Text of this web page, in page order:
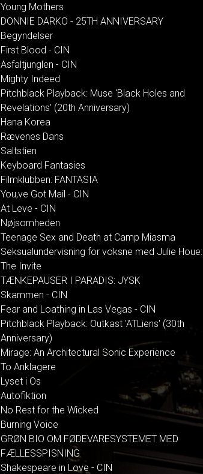
Young Mothers
DONNIE DARKO - 25TH ANNIVERSARY
Begyndelser
First Blood - CIN
Asfaltjunglen - CIN
Mighty Indeed
Pitchblack Playback: Muse 'Black Holes and
Revelations' (20th Anniversary)
Hana Korea
Rævenes Dans
Saltstien
Keyboard Fantasies
Filmklubben: FANTASIA
You,ve Got Mail - CIN
At Leve - CIN
Nøjsomheden
Teenage Sex and Death at Camp Miasma
Seksualundervisning for voksne med Julie Houe:
The Invite
TÆNKEPAUSER I PARADIS: JYSK
Skammen - CIN
Fear and Loathing in Las Vegas - CIN
Pitchblack Playback: Outkast 'ATLiens' (30th
Anniversary)
Mirage: An Architectural Sonic Experience
To Anklagere
Lyset i Os
Autofiktion
No Rest for the Wicked
Burning Voice
GRØN BIO OM FØDEVARESYSTEMET MED
FÆLLESSPISNING
Shakespeare in Love - CIN